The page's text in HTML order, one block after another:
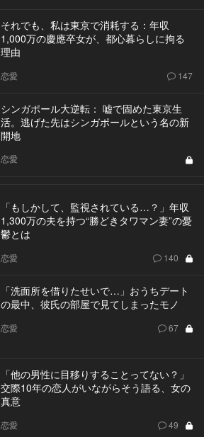
それでも、私は東京で消耗する：年収
1,000万の慶應卒女が、都心暮らしに拘る
理由
恋愛 147
シンガポール大逆転： 嘘で固めた東京生
活。逃げた先はシンガポールという名の新
開地
恋愛
「もしかして、監視されている…？」年収
1,300万の夫を持つ“勝どきタワマン妻”の憂
鬱とは
恋愛 140
「洗面所を借りたせいで…」おうちデート
の最中、彼氏の部屋で見てしまったモノ
恋愛 67
「他の男性に目移りすることってない？」
交際10年の恋人がいながらそう語る、女の
真意
恋愛 49